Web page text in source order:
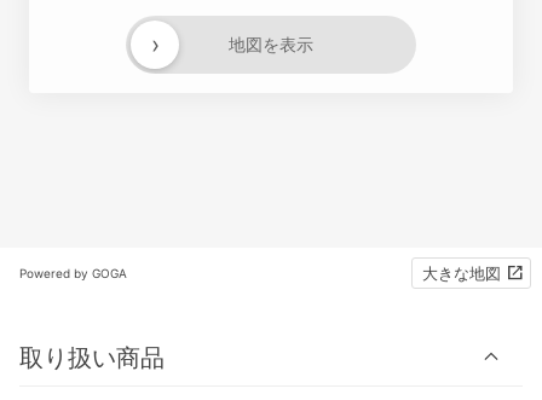
地図を表示
›
Powered by GOGA 大きな地図
取り扱い商品